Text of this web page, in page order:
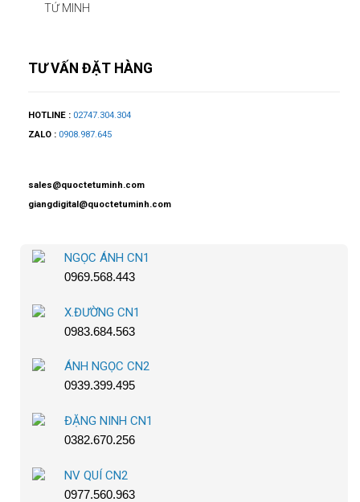
TỨ MINH
TƯ VẤN ĐẶT HÀNG
HOTLINE : 02747.304.304
ZALO : 0908.987.645
sales@quoctetuminh.com
giangdigital@quoctetuminh.com
NGỌC ÁNH CN1
0969.568.443
X.ĐƯỜNG CN1
0983.684.563
ÁNH NGỌC CN2
0939.399.495
ĐẶNG NINH CN1
0382.670.256
NV QUÍ CN2
0977.560.963